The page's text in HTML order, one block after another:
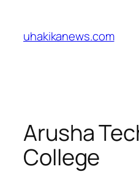
content
uhakikanews.com
Arusha
College